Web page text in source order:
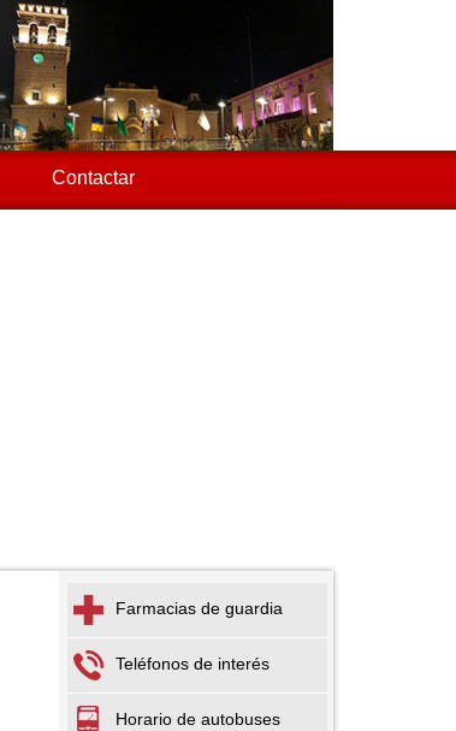
Contactar
Farmacias de guardia
Teléfonos de interés
Horario de autobuses